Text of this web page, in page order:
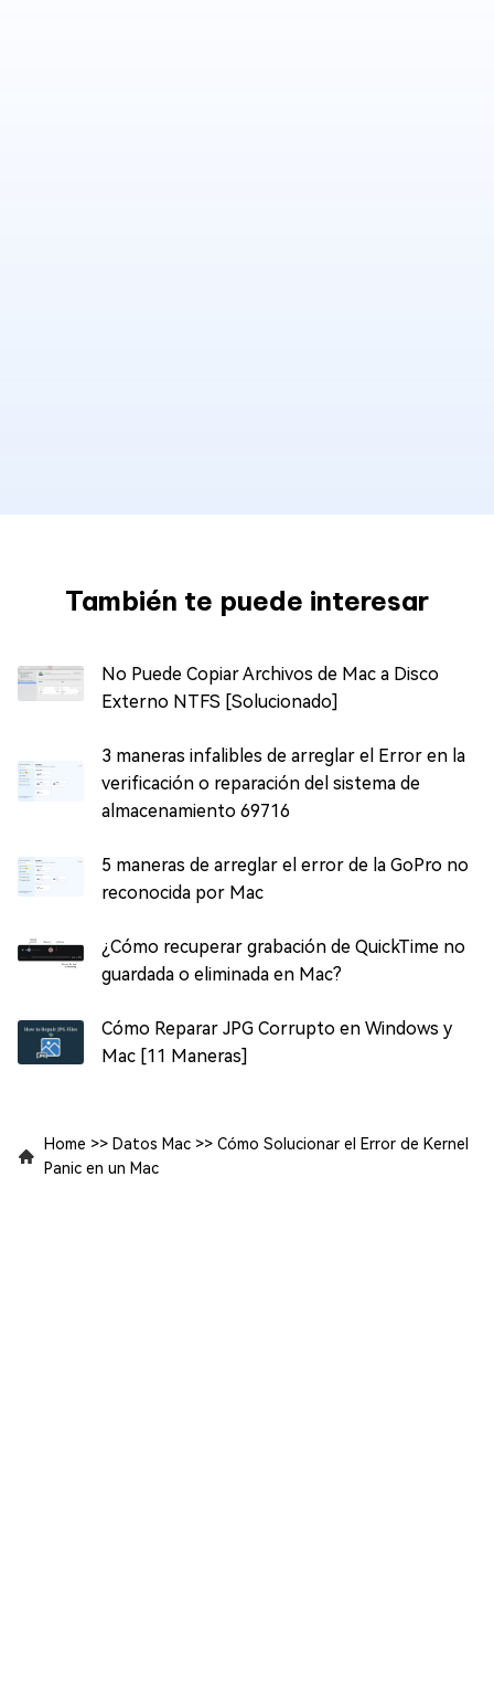
También te puede interesar
No Puede Copiar Archivos de Mac a Disco
Externo NTFS [Solucionado]
3 maneras infalibles de arreglar el Error en la
verificación o reparación del sistema de
almacenamiento 69716
5 maneras de arreglar el error de la GoPro no
reconocida por Mac
¿Cómo recuperar grabación de QuickTime no
guardada o eliminada en Mac?
Cómo Reparar JPG Corrupto en Windows y
Mac [11 Maneras]
Home >> Datos Mac >> Cómo Solucionar el Error de Kernel
Panic en un Mac